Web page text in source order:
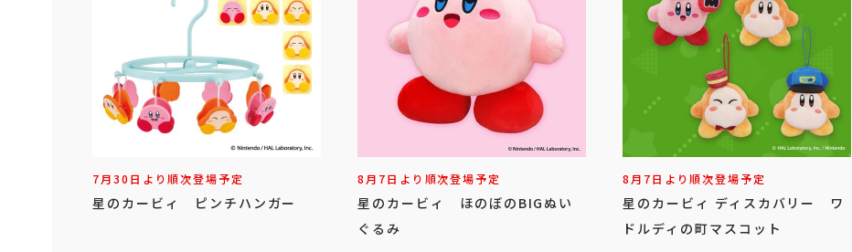
7月30日より順次登場予定
星のカービィ ピンチハンガー
8月7日より順次登場予定
星のカービィ ほのぼのBIGぬい
ぐるみ
8月7日より順次登場予定
星のカービィ ディスカバリー ワ
ドルディの町マスコット